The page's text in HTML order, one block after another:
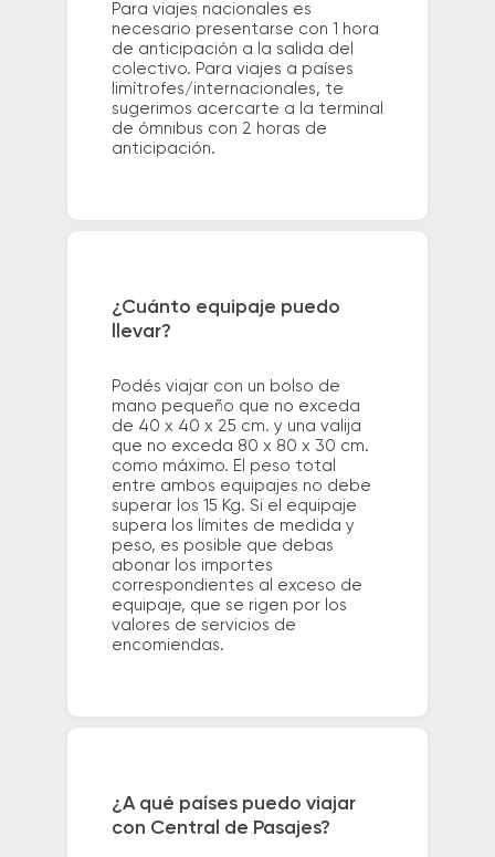
Para viajes nacionales es
necesario presentarse con 1 hora
de anticipación a la salida del
colectivo. Para viajes a países
limítrofes/internacionales, te
sugerimos acercarte a la terminal
de ómnibus con 2 horas de
anticipación.
¿Cuánto equipaje puedo
llevar?
Podés viajar con un bolso de
mano pequeño que no exceda
de 40 x 40 x 25 cm. y una valija
que no exceda 80 x 80 x 30 cm.
como máximo. El peso total
entre ambos equipajes no debe
superar los 15 Kg. Si el equipaje
supera los límites de medida y
peso, es posible que debas
abonar los importes
correspondientes al exceso de
equipaje, que se rigen por los
valores de servicios de
encomiendas.
¿A qué países puedo viajar
con Central de Pasajes?